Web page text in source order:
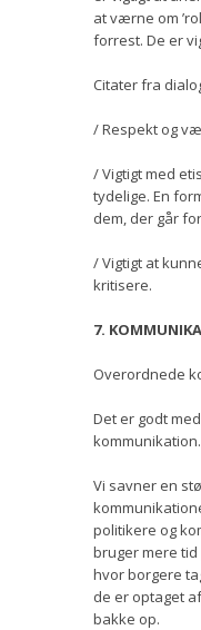
at værne om
forrest. De er
Citater fra
/ Respekt og
/ Vigtigt med
tydelige. En
dem, der går
/ Vigtigt at
kritisere.
7.
Overordnede
Det er godt
kommunikation.
Vi savner en
politikere og
bruger mere tid
hvor borgere
de er optaget
bakke op.